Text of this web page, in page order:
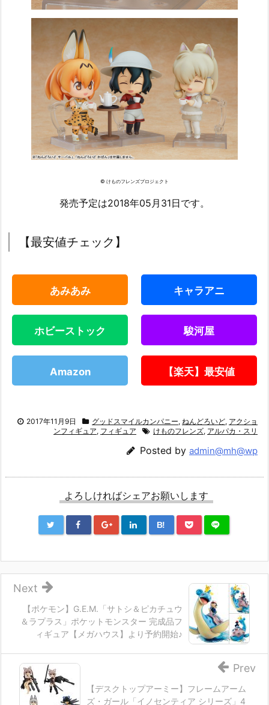
© けものフレンズプロジェクト
発売予定は2018年05月31日です。
【最安値チェック】
あみあみ キャラアニ
ホビーストック 駿河屋
Amazon 【楽天】最安値
2017年11月9日 グッドスマイルカンパニー, ねんどろいど, アクショ
ンフィギュア, フィギュア けものフレンズ, アルパカ・スリ
Posted by admin@mh@wp
よろしければシェアお願いします
B!
【ポケモン】G.E.M.「サトシ＆ピカチュウ
＆ラプラス」ポケットモンスター 完成品フ
ィギュア【メガハウス】より予約開始♪
Next
【デスクトップアーミー】フレームアーム
ズ・ガール「イノセンティア シリーズ」4
Prev